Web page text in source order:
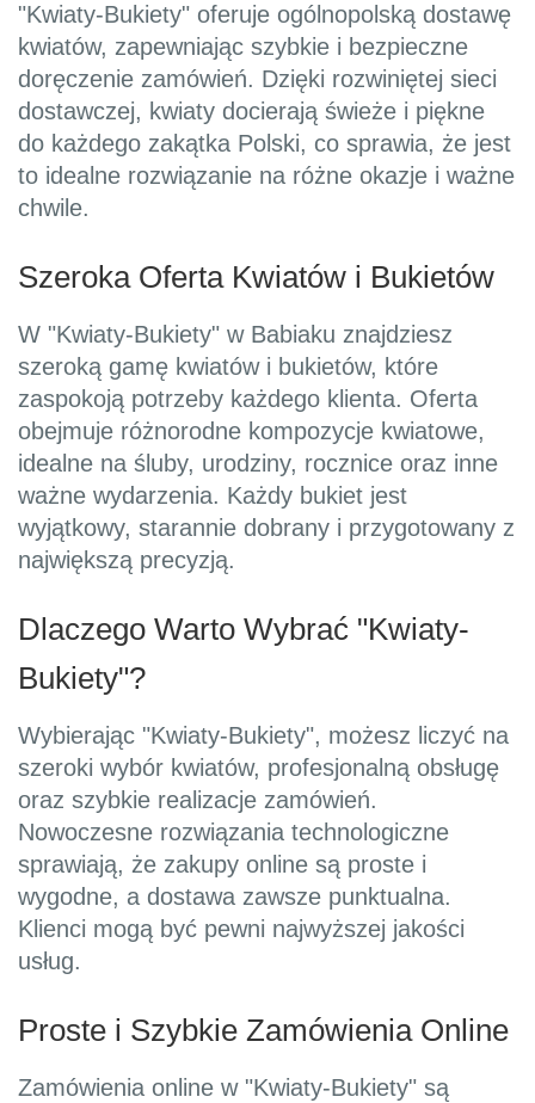
"Kwiaty-Bukiety" oferuje ogólnopolską dostawę
kwiatów, zapewniając szybkie i bezpieczne
doręczenie zamówień. Dzięki rozwiniętej sieci
dostawczej, kwiaty docierają świeże i piękne
do każdego zakątka Polski, co sprawia, że jest
to idealne rozwiązanie na różne okazje i ważne
chwile.
Szeroka Oferta Kwiatów i Bukietów
W "Kwiaty-Bukiety" w Babiaku znajdziesz
szeroką gamę kwiatów i bukietów, które
zaspokoją potrzeby każdego klienta. Oferta
obejmuje różnorodne kompozycje kwiatowe,
idealne na śluby, urodziny, rocznice oraz inne
ważne wydarzenia. Każdy bukiet jest
wyjątkowy, starannie dobrany i przygotowany z
największą precyzją.
Dlaczego Warto Wybrać "Kwiaty-
Bukiety"?
Wybierając "Kwiaty-Bukiety", możesz liczyć na
szeroki wybór kwiatów, profesjonalną obsługę
oraz szybkie realizacje zamówień.
Nowoczesne rozwiązania technologiczne
sprawiają, że zakupy online są proste i
wygodne, a dostawa zawsze punktualna.
Klienci mogą być pewni najwyższej jakości
usług.
Proste i Szybkie Zamówienia Online
Zamówienia online w "Kwiaty-Bukiety" są